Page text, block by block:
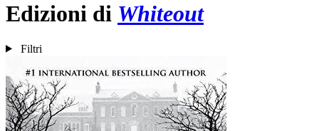
Edizioni di Whiteout
Filtri